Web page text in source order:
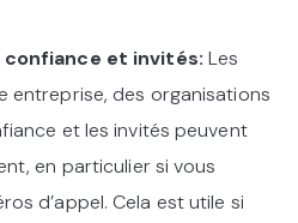
et invités: Les
entreprise, des organisations
et les invités peuvent
en particulier si vous
d’appel. Cela est utile si